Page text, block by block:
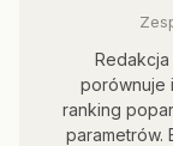
porównuje
ranking
parametrów.